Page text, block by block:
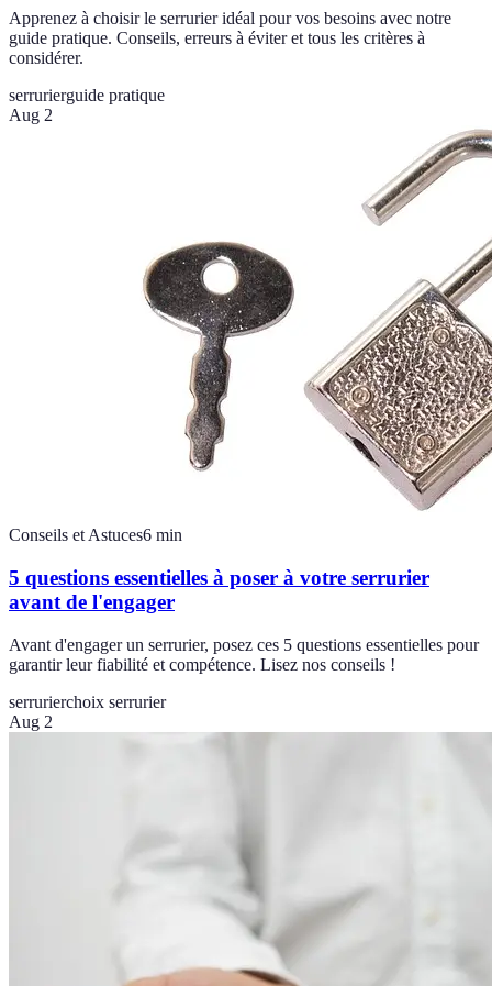
Apprenez à choisir le serrurier idéal pour vos besoins avec notre
guide pratique. Conseils, erreurs à éviter et tous les critères à
considérer.
serrurierguide pratique
Aug 2
Conseils et Astuces6 min
5 questions essentielles à poser à votre serrurier
avant de l'engager
Avant d'engager un serrurier, posez ces 5 questions essentielles pour
garantir leur fiabilité et compétence. Lisez nos conseils !
serrurierchoix serrurier
Aug 2